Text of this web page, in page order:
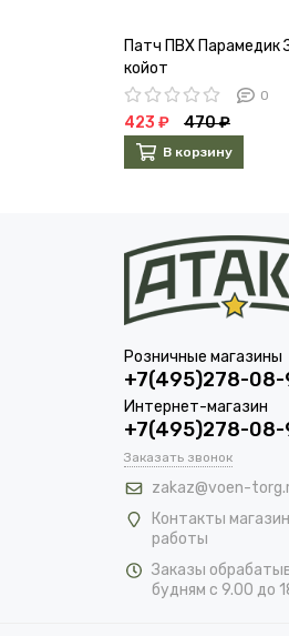
Патч ПВХ Парамедик
койот
0
423 ₽ 470 ₽
В корзину
Розничные магазины
+7(495)278-08-
Интернет-магазин
+7(495)278-
Заказать звонок
zakaz@voen-
Контакты
работы
Заказы
будням с 9.00 до